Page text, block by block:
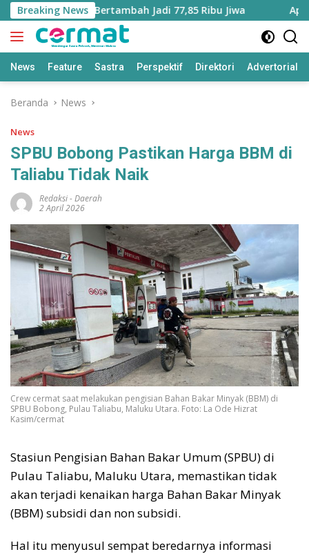
Langsung
ke
konten
Breaking News
Utara Bertambah Jadi 77,85 Ribu Jiwa
News Feature Sastra Perspektif Direktori Advertorial
Beranda News
News
SPBU Bobong Pastikan Harga BBM di
Taliabu Tidak Naik
Redaksi-Daerah
2 April 2026
Crew cermat saat melakukan pengisian Bahan Bakar Minyak (BBM) di
SPBU Bobong, Pulau Taliabu, Maluku Utara. Foto: La Ode Hizrat
Kasim/cermat
Stasiun Pengisian Bahan Bakar Umum (SPBU) di
Pulau Taliabu, Maluku Utara, memastikan tidak
akan terjadi kenaikan harga Bahan Bakar Minyak
(BBM) subsidi dan non subsidi.
Hal itu menyusul sempat beredarnya informasi